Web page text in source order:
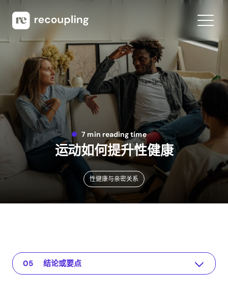
7 min reading time
运动如何提升性健康
性健康与亲密关系
如何增强身体健康促进性福
The app for your relationship
理解问题
实用解决方案或见解
结论或要点